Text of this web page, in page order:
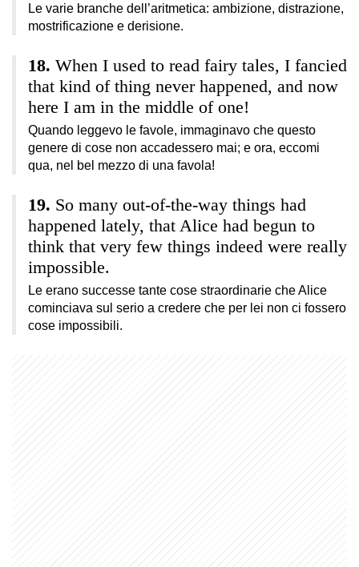
Le varie branche dell’aritmetica: ambizione, distrazione,
mostrificazione e derisione.
When I used to read fairy tales, I fancied
that kind of thing never happened, and now
here I am in the middle of one!
Quando leggevo le favole, immaginavo che questo
genere di cose non accadessero mai; e ora, eccomi
qua, nel bel mezzo di una favola!
So many out-of-the-way things had
happened lately, that Alice had begun to
think that very few things indeed were really
impossible.
Le erano successe tante cose straordinarie che Alice
cominciava sul serio a credere che per lei non ci fossero
cose impossibili.